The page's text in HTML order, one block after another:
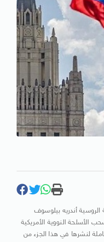
الروسية أندريه بيلوسوف
الأسلحة النووية الأمريكية
لنشرها في هذا الجزء من